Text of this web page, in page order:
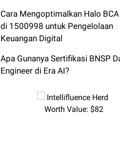
Cara Mengoptimalkan Halo
di 1500998 untuk Pengelolaan
Keuangan Digital
Apa Gunanya Sertifikasi BNSP
Engineer di Era AI?